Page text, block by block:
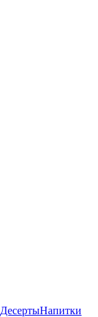
ДесертыНапитки